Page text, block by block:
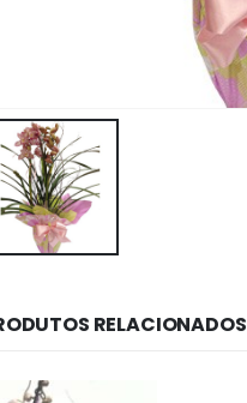
RELACIONADOS